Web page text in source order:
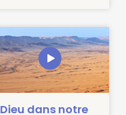
Dieu dans notre